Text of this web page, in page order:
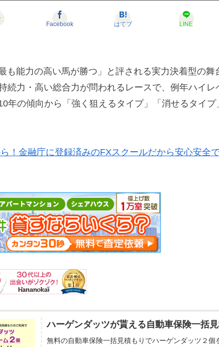
Facebook はてブ LINE
も能力の高い馬が勝つ」と評される実力決着型の舞
続力・高い総合力が問われるレースで、例年ハイレ
年の傾向から「強く狙えるタイプ」「消せるタイプ
！金融庁に登録済みのFXスクールだから安心安全
ハーゲンダッツが貰える自動車保険一括
無料の自動車保険一括見積もりでハーゲンダッツ２個